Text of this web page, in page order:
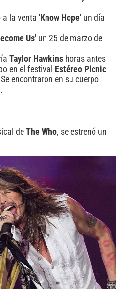
a la venta 'Know Hope' un día
Us' un 25 de marzo de
Taylor Hawkins horas antes
en el festival Estéreo Picnic
encontraron en su cuerpo
de The Who, se estrenó un